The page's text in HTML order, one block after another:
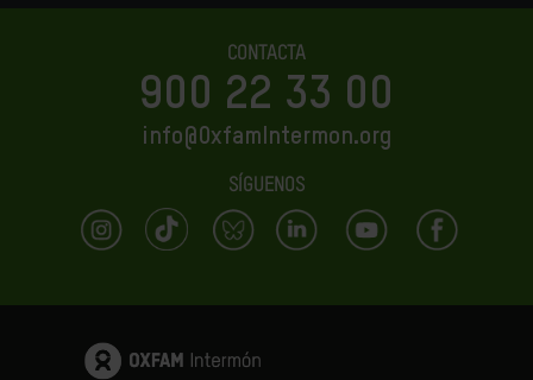
CONTACTA
900 22 33 00
info@OxfamIntermon.org
SÍGUENOS